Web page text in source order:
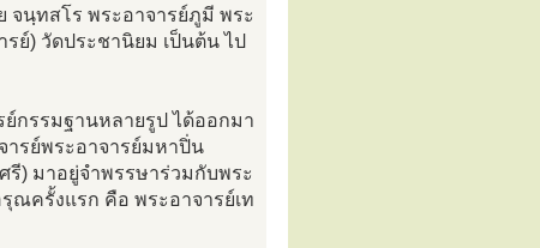
จนฺทสโร พระอาจารย์ภูมี พระ
ย์) วัดประชานิยม เป็นต้น ไป
ย์กรรมฐานหลายรูป ได้ออกมา
รย์พระอาจารย์มหาปิ่น
) มาอยู่จำพรรษาร่วมกับพระ
ณครั้งแรก คือ พระอาจารย์เท